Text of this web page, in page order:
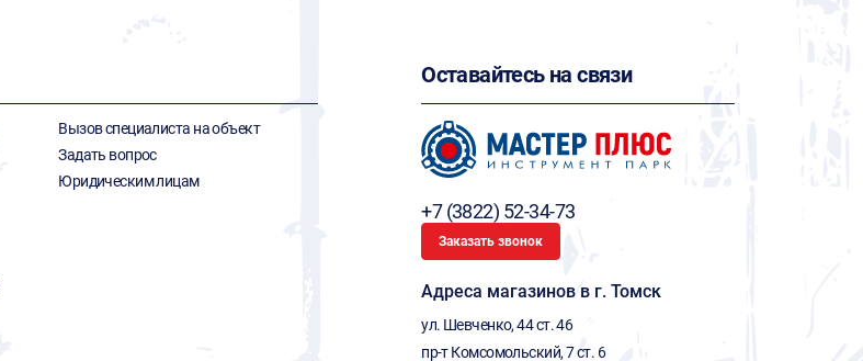
Вызов специалиста на объект
Задать вопрос
Юридическим лицам
Оставайтесь на связи
+7 (3822) 52-34-73
Заказать звонок
Адреса магазинов в г. Томск
ул. Шевченко, 44 ст. 46
пр-т Комсомольский, 7 ст. 6